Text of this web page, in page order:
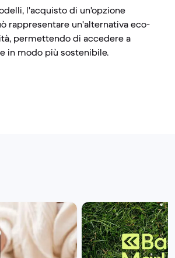
l'acquisto di un'opzione
rappresentare un'alternativa eco-
permettendo di accedere a
in modo più sostenibile.